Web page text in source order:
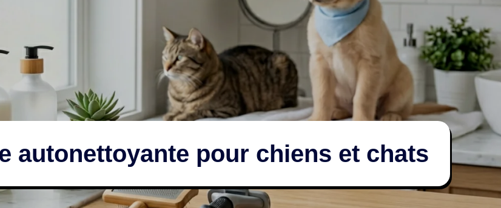
autonettoyante pour chiens et chats